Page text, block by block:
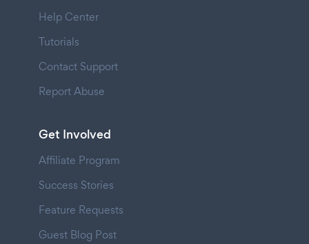
Help Center
Tutorials
Contact Support
Report Abuse
Get Involved
Affiliate Program
Success Stories
Feature Requests
Guest Blog Post